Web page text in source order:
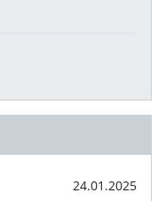
24.01.2025